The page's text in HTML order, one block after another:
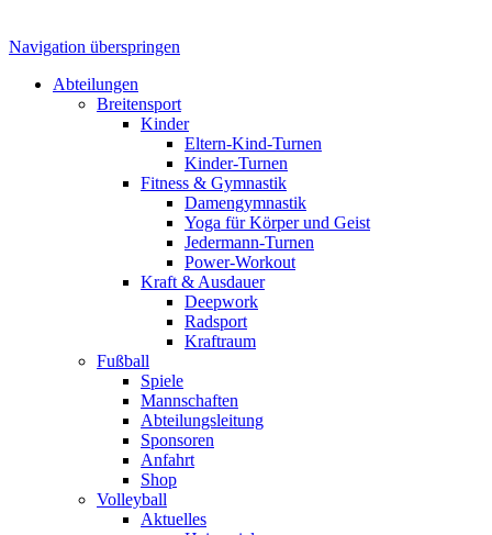
Navigation überspringen
Abteilungen
Breitensport
Kinder
Eltern-Kind-Turnen
Kinder-Turnen
Fitness & Gymnastik
Damengymnastik
Yoga für Körper und Geist
Jedermann-Turnen
Power-Workout
Kraft & Ausdauer
Deepwork
Radsport
Kraftraum
Fußball
Spiele
Mannschaften
Abteilungsleitung
Sponsoren
Anfahrt
Shop
Volleyball
Aktuelles